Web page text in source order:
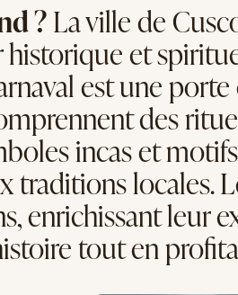
?La ville de
et
est une
des
incas et
traditions locales.
enrichissant leur
tout en